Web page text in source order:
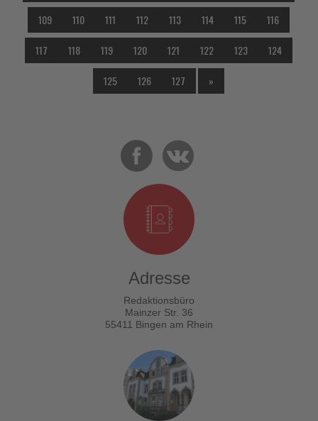
109 110 111 112 113 114 115 116
117 118 119 120 121 122 123 124
125 126 127 »
Adresse
Redaktionsbüro
Mainzer Str. 36
55411 Bingen am Rhein